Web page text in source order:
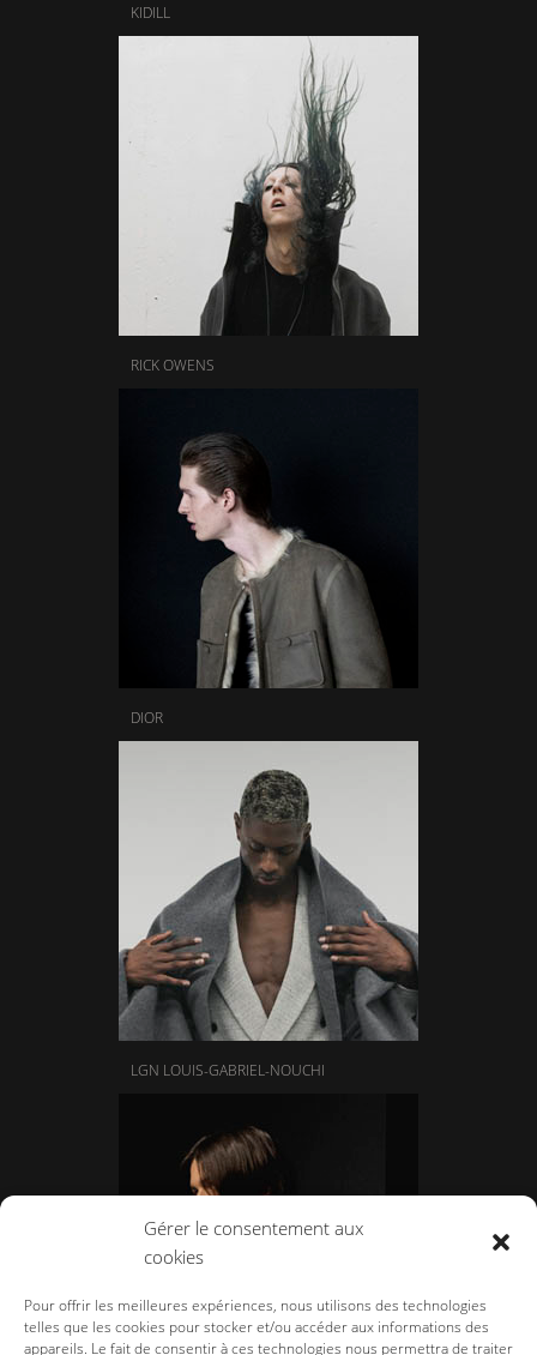
Gérer le consentement aux
cookies
Pour offrir les meilleures expériences, nous utilisons des technologies
telles que les cookies pour stocker et/ou accéder aux informations des
appareils. Le fait de consentir à ces technologies nous permettra de traiter
KIDILL
RICK OWENS
DIOR
LGN LOUIS-GABRIEL-NOUCHI